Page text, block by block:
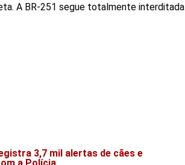
A BR-251 segue totalmente interditada
3,7 mil alertas de cães e